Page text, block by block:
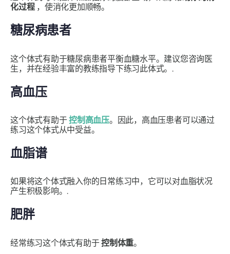
化过程，使消化更加顺畅。
糖尿病患者
这个体式有助于糖尿病患者平衡血糖水平。建议您咨询医
生，并在经验丰富的教练指导下练习此体式。.
高血压
这个体式有助于控制高血压。因此，高血压患者可以通过
练习这个体式从中受益。
血脂谱
如果将这个体式融入你的日常练习中，它可以对血脂状况
产生积极影响。.
肥胖
经常练习这个体式有助于控制体重。